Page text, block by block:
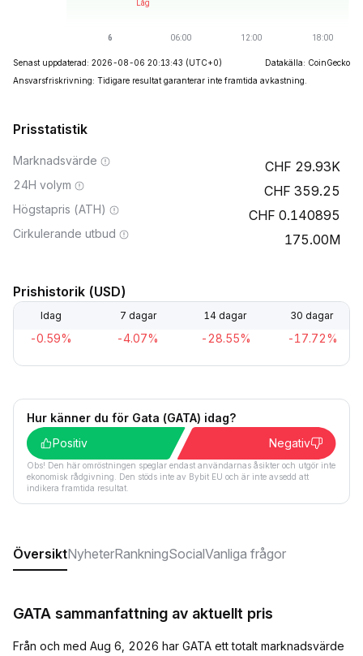
Senast uppdaterad: 2026-08-06 20:13:43 (UTC+0)
Datakälla: CoinGecko
Ansvarsfriskrivning: Tidigare resultat garanterar inte framtida avkastning.
Prisstatistik
Marknadsvärde 29.93K
24H volym 359.25
Högstapris (ATH) 0.140895
Cirkulerande utbud 175.00M
Prishistorik (USD)
Idag 7 dagar 14 dagar 30 dagar
-0.59% -4.07% -28.55% -17.72%
Hur känner du för Gata (GATA) idag?
Positiv
Negativ
Obs! Den här omröstningen speglar endast användarnas åsikter och utgör inte
ekonomisk rådgivning. Den stöds inte av Bybit EU och är inte avsedd att
indikera framtida resultat.
ÖversiktNyheterRankningSocialVanliga frågor
GATA sammanfattning av aktuellt pris
Från och med Aug 6, 2026 har GATA ett totalt marknadsvärde